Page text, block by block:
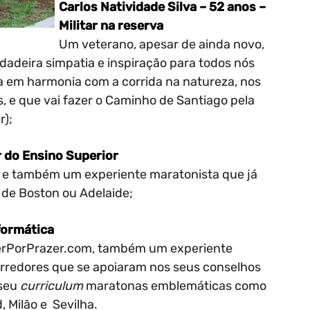
Carlos Natividade Silva – 52 anos –
Militar na reserva
Um veterano, apesar de ainda novo,
simpatia e inspiração para todos nós
harmonia com a corrida na natureza, nos
e que vai fazer o Caminho de Santiago pela
do Ensino Superior
também um experiente maratonista que já
Boston ou Adelaide;
também um experiente
que se apoiaram nos seus conselhos
curriculummaratonas emblemáticas como
Milão e Sevilha.